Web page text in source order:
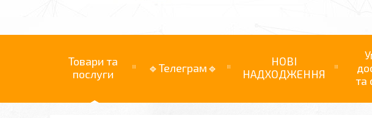
Товари та
послуги
🔹Телеграм🔹
НОВІ
НАДХОДЖЕННЯ
та